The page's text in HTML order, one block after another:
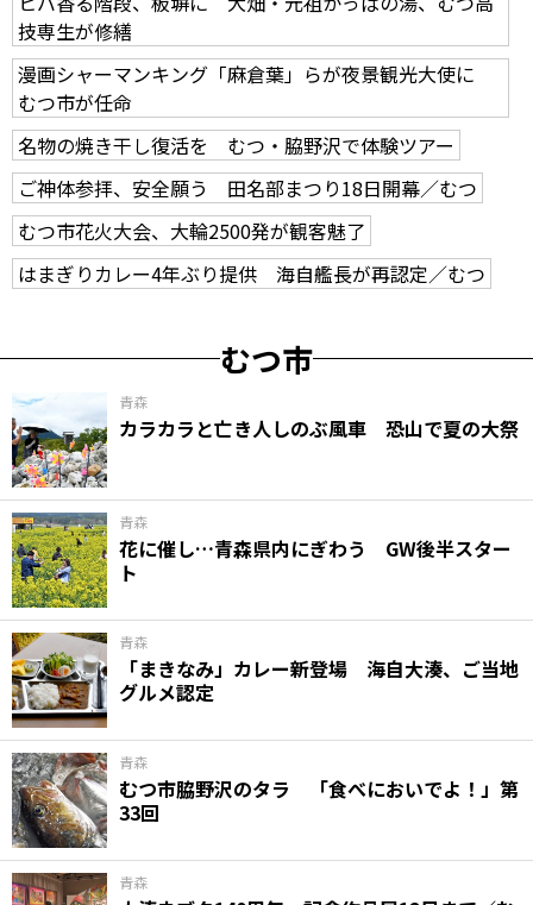
技専生が修繕
漫画シャーマンキング「麻倉葉」らが夜景観光大使に
むつ市が任命
名物の焼き干し復活を むつ・脇野沢で体験ツアー
ご神体参拝、安全願う 田名部まつり18日開幕／むつ
むつ市花火大会、大輪2500発が観客魅了
はまぎりカレー4年ぶり提供 海自艦長が再認定／むつ
むつ市
青森
カラカラと亡き人しのぶ風車 恐山で夏の大祭
青森
花に催し…青森県内にぎわう GW後半スター
ト
青森
「まきなみ」カレー新登場 海自大湊、ご当地
グルメ認定
青森
むつ市脇野沢のタラ 「食べにおいでよ！」第
33回
青森